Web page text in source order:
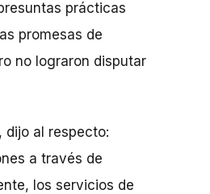
prácticas
promesas de
no lograron disputar
dijo al respecto:
a través de
los servicios de